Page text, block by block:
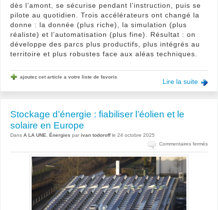
dès l’amont, se sécurise pendant l’instruction, puis se
pilote au quotidien. Trois accélérateurs ont changé la
donne : la donnée (plus riche), la simulation (plus
réaliste) et l’automatisation (plus fine). Résultat : on
développe des parcs plus productifs, plus intégrés au
territoire et plus robustes face aux aléas techniques.
Lire la suite
ajoutez cet article a votre liste de favoris
Stockage d’énergie : fiabiliser l’éolien et le
solaire en Europe
Dans A LA UNE Énergies par ivan todoroffle 24 octobre 2025
Commentaires ferméssur